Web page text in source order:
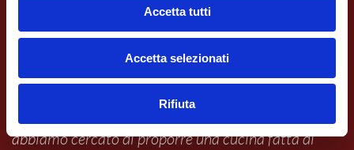
Accetta tutti
Accetta selezionati
Rifiuta
gastronomia cinese non si riduce a poche singole
specialità: oggi eccelle per l’incredibile varietà di
piatti che ciascuna sua regione può offrire.
“Sin dall’apertura del nostro ristorante, nel 2010,
abbiamo cercato di proporre una cucina fatta di